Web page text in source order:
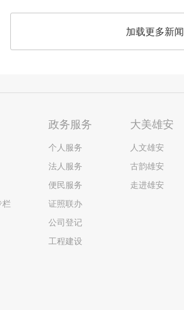
加载更多新闻
栏
政务服务
个人服务
法人服务
便民服务
证照联办
公司登记
工程建设
大美雄安
人文雄安
古韵雄安
走进雄安